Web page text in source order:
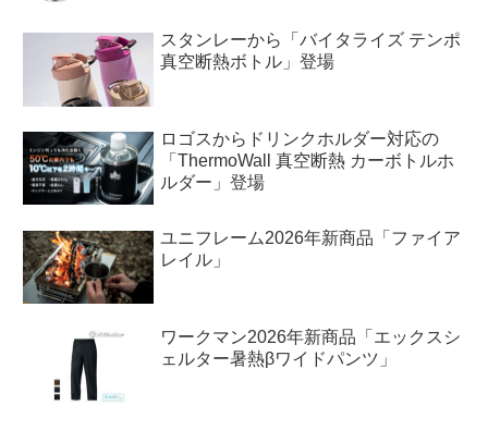
スタンレーから「バイタライズ テンポ
真空断熱ボトル」登場
ロゴスからドリンクホルダー対応の
「ThermoWall 真空断熱 カーボトルホ
ルダー」登場
ユニフレーム2026年新商品「ファイア
レイル」
ワークマン2026年新商品「エックスシ
ェルター暑熱βワイドパンツ」